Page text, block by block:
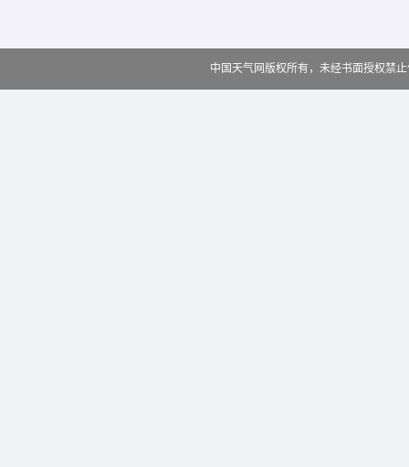
中国天气网版权所有，未经书面授权